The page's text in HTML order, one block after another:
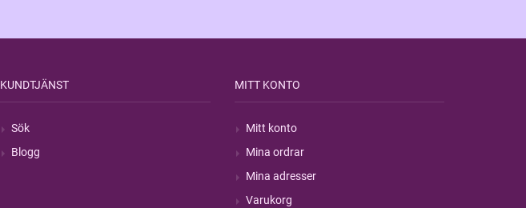
KUNDTJÄNST
Sök
Blogg
MITT KONTO
Mitt konto
Mina ordrar
Mina adresser
Varukorg